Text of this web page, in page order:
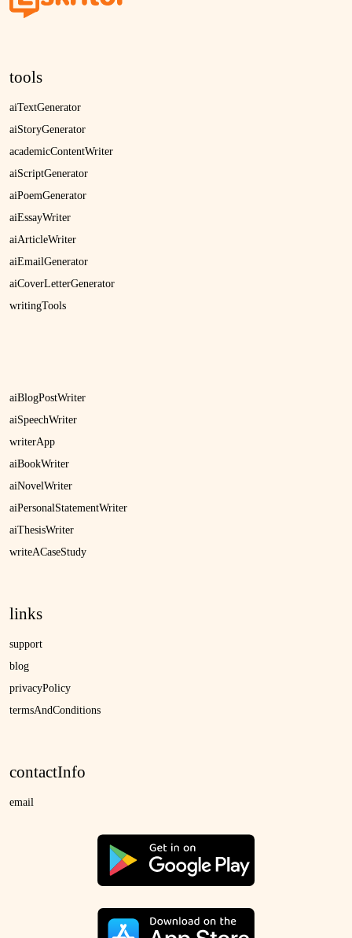
tools
aiTextGenerator
aiStoryGenerator
academicContentWriter
aiScriptGenerator
aiPoemGenerator
aiEssayWriter
aiArticleWriter
aiEmailGenerator
aiCoverLetterGenerator
writingTools
aiBlogPostWriter
aiSpeechWriter
writerApp
aiBookWriter
aiNovelWriter
aiPersonalStatementWriter
aiThesisWriter
writeACaseStudy
links
support
blog
privacyPolicy
termsAndConditions
contactInfo
email